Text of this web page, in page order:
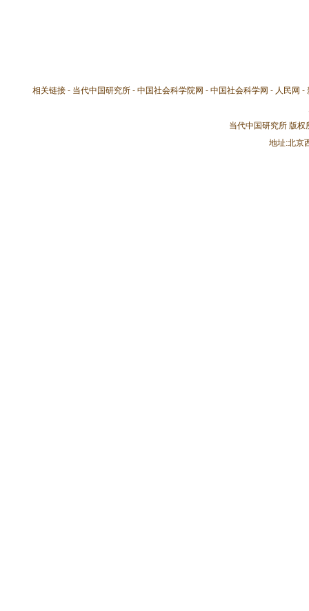
相关链接 - 当代中国研究所 -中国社会科学院网 -中国社会科学网 - 人民网 -
当代中国研究所 版
地址:北京